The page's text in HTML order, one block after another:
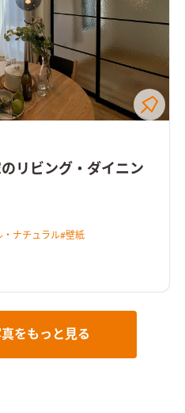
リビング・ダイニン
・ナチュラル#壁紙
をもっと見る